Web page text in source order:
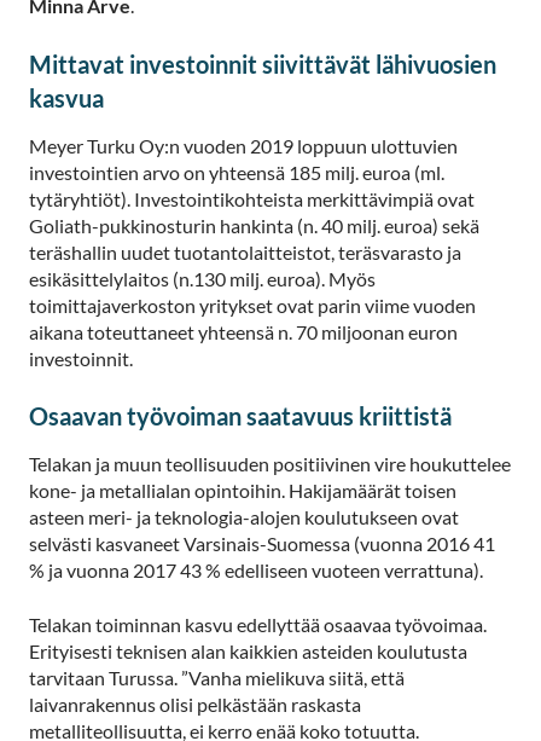
Minna Arve.
Mittavat investoinnit siivittävät lähivuosien
kasvua
Meyer Turku Oy:n vuoden 2019 loppuun ulottuvien
investointien arvo on yhteensä 185 milj. euroa (ml.
tytäryhtiöt). Investointikohteista merkittävimpiä ovat
Goliath-pukkinosturin hankinta (n. 40 milj. euroa) sekä
teräshallin uudet tuotantolaitteistot, teräsvarasto ja
esikäsittelylaitos (n.130 milj. euroa). Myös
toimittajaverkoston yritykset ovat parin viime vuoden
aikana toteuttaneet yhteensä n. 70 miljoonan euron
investoinnit.
Osaavan työvoiman saatavuus kriittistä
Telakan ja muun teollisuuden positiivinen vire houkuttelee
kone- ja metallialan opintoihin. Hakijamäärät toisen
asteen meri- ja teknologia-alojen koulutukseen ovat
selvästi kasvaneet Varsinais-Suomessa (vuonna 2016 41
% ja vuonna 2017 43 % edelliseen vuoteen verrattuna).
Telakan toiminnan kasvu edellyttää osaavaa työvoimaa.
Erityisesti teknisen alan kaikkien asteiden koulutusta
tarvitaan Turussa. ”Vanha mielikuva siitä, että
laivanrakennus olisi pelkästään raskasta
metalliteollisuutta, ei kerro enää koko totuutta.